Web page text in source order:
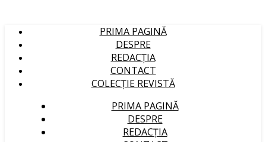
PRIMA PAGINĂ
DESPRE
REDACȚIA
CONTACT
COLECȚIE REVISTĂ
PRIMA PAGINĂ
DESPRE
REDACȚIA